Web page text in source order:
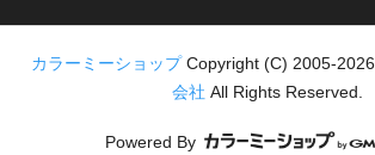
カラーミーショップ Copyright (C) 2005-2026
会社 All Rights Reserved.
Powered By